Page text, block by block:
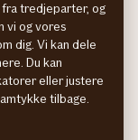
da
i frostvejr
med et
tredjeparter, og
vi og vores
dig. Vi kan dele
Du kan
eller justere
tilbage.